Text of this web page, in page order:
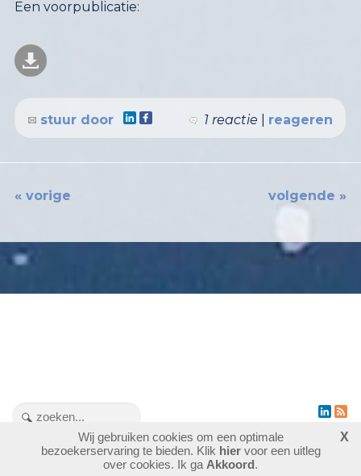
Een voorpublicatie:
1 reactie reageren
stuur door
« vorige volgende »
1476852 bezoekers - 2 online
login
Wij gebruiken cookies om een optimale
bezoekerservaring te bieden. Klik hiervoor een uitleg
over cookies. Ik ga Akkoord.
X